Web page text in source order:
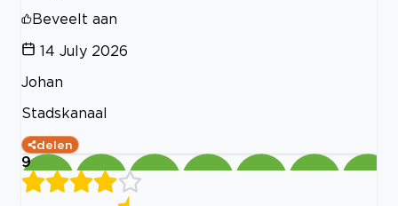
Beveelt aan
14 July 2026
Johan
Stadskanaal
delen
9